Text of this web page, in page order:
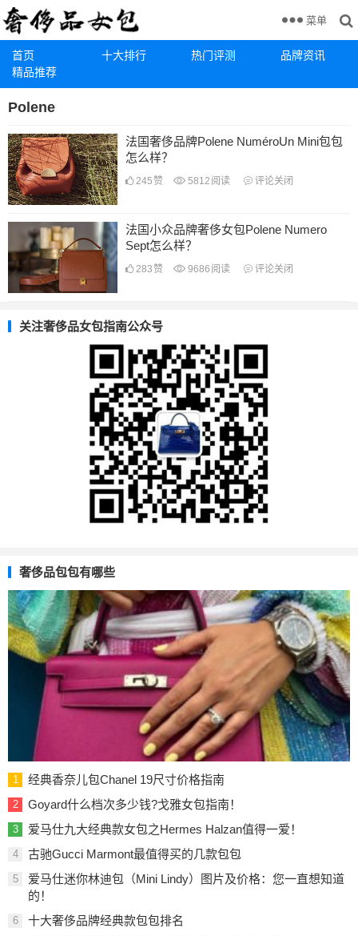
首页 十大排行 热门评测
品牌资讯
精品推荐
菜单
Polene
法国奢侈品牌Polene NuméroUn Mini包包
怎么样？
245 赞 5812 阅读 评论关闭
法国小众品牌奢侈女包Polene Numero
Sept怎么样？
283 赞 9686 阅读 评论关闭
关注奢侈品女包指南公众号
奢侈品包包有哪些
1 经典香奈儿包Chanel 19尺寸价格指南
2 Goyard什么档次多少钱?戈雅女包指南！
3 爱马仕九大经典款女包之Hermes Halzan值得一爱！
4 古驰Gucci Marmont最值得买的几款包包
5
爱马仕迷你林迪包（Mini Lindy）图片及价格：您一直想知道
的！
6 十大奢侈品牌经典款包包排名